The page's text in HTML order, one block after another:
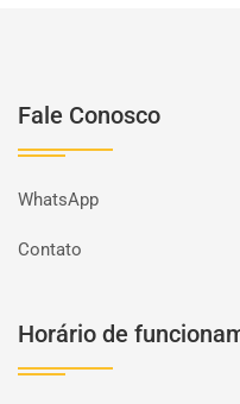
Fale Conosco
WhatsApp
Contato
Horário de